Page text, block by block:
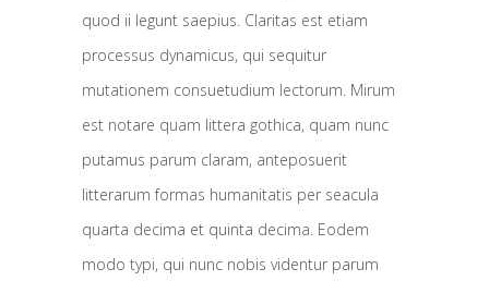
quod ii legunt saepius. Claritas est etiam
processus dynamicus, qui sequitur
mutationem consuetudium lectorum. Mirum
est notare quam littera gothica, quam nunc
putamus parum claram, anteposuerit
litterarum formas humanitatis per seacula
quarta decima et quinta decima. Eodem
modo typi, qui nunc nobis videntur parum